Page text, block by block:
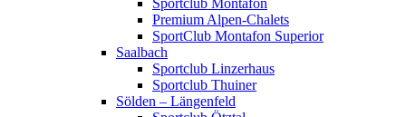
Sportclub Montafon
Premium Alpen-Chalets
SportClub Montafon Superior
Saalbach
Sportclub Linzerhaus
Sportclub Thuiner
Sölden – Längenfeld